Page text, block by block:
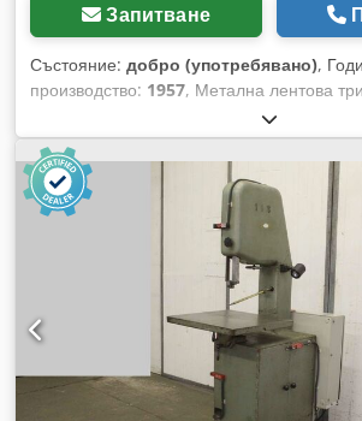
Запитване
Състояние: добро (употребявано),
производство: 1957, Метална лентова
трион-машина, лентова трион,
Производител: Mössner Rekord,
тип SM/400 с устройство за заваряване
Максимална ширина на рязане: 390 мм -
височина на рязане: 215 мм Dcodpfxow
Мощност на мотора: 1,1 kW - Лентов
до 2980 мм - Скорост на лентовия
Работна маса: накланяща се -
лентов трион: Ideal BSO - Размери:
Тегло: 414 кг